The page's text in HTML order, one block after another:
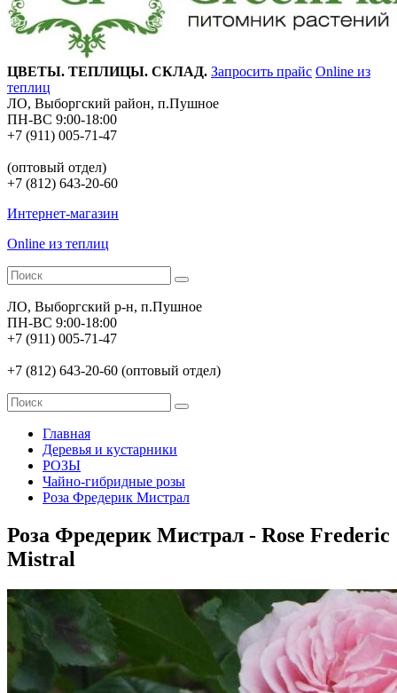
ЦВЕТЫ. ТЕПЛИЦЫ. СКЛАД. Запросить прайс Online из
теплиц
ЛО, Выборгский район, п.Пушное
ПН-ВС 9:00-18:00
+7 (911) 005-71-47
(оптовый отдел)
+7 (812) 643-20-60
Интернет-магазин
Online из теплиц
ЛО, Выборгский р-н, п.Пушное
ПН-ВС 9:00-18:00
+7 (911) 005-71-47
+7 (812) 643-20-60 (оптовый отдел)
Главная
Деревья и кустарники
РОЗЫ
Чайно-гибридные розы
Роза Фредерик Мистрал
Роза Фредерик Мистрал - Rose Frederic
Mistral